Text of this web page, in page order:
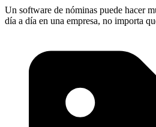
Un software de nóminas puede hacer
día a día en una empresa, no importa